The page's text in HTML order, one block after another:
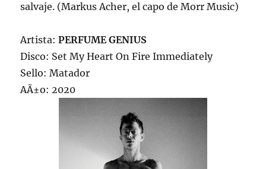
salvaje. (Markus Acher, el capo de Morr Music)
Artista:PERFUME GENIUS
Disco: Set My Heart On Fire Immediately
Sello: Matador
AÃ±o: 2020